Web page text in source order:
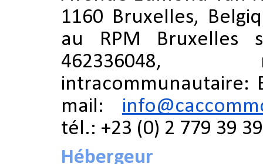
1160 Bruxelles,
au RPM Bruxelles
intracommunautaire:
mail:
tél.: +23 (0) 2 779 39 39
Hébergeur